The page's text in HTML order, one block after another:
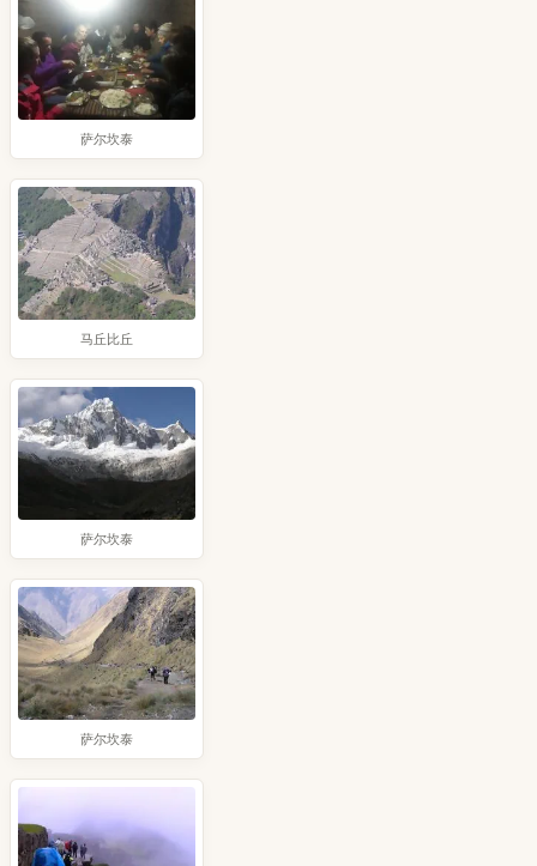
萨尔坎泰
马丘比丘
萨尔坎泰
萨尔坎泰